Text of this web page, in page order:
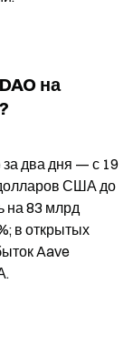
на
два дня — с 19
США до
на 83 млрд
в открытых
Aave